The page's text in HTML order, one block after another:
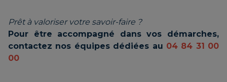
Prêt à valoriser votre savoir-faire ?
Pour être accompagné dans vos démarches,
contactez nos équipes dédiées au 04 84 31 00
00